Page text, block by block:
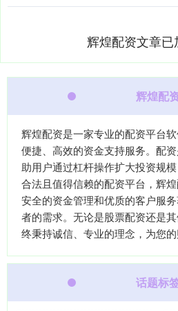
辉煌配资文章已
辉煌配
辉煌配资是一家专业的配资平台
便捷、高效的资金支持服务。配
助用户通过杠杆操作扩大投资规
合法且值得信赖的配资平台，辉煌
安全的资金管理和优质的客户服
者的需求。无论是股票配资还是
终秉持诚信、专业的理念，为您的
话题标